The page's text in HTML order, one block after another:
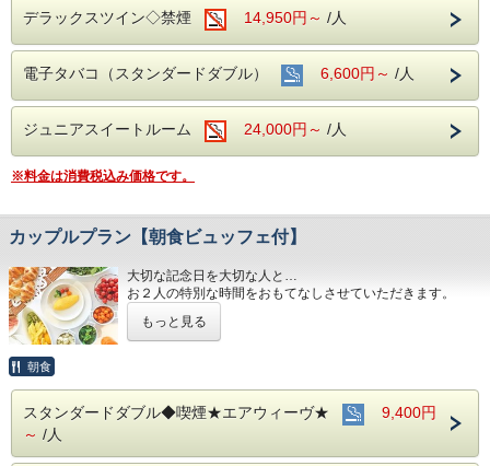
デラックスツイン◇禁煙 14,950円～ /人
電子タバコ（スタンダードダブル） 6,600円～ /人
ジュニアスイートルーム 24,000円～ /人
※料金は消費税込み価格です。
カップルプラン【朝食ビュッフェ付】
大切な記念日を大切な人と…
お２人の特別な時間をおもてなしさせていただきます。
朝食会場：１８階 レストラン「アイリス」
営業時間：７：００～１０：００ （最終入場 ９：３０）
■全室インターネット接続完備 ◎Ｗｉ-Ｆｉ接続無料◎
もっと見る
朝食
スタンダードダブル◆喫煙★エアウィーヴ★
9,400円
～ /人